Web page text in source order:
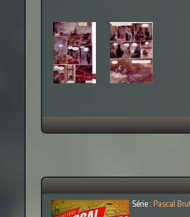
Série : Pascal